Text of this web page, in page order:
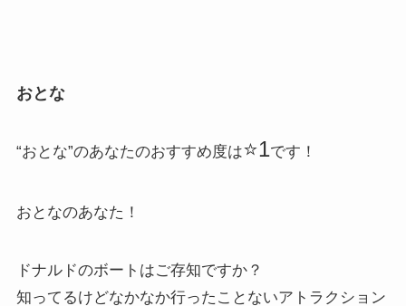
おとな
“おとな”のあなたのおすすめ度は⭐️1です！
おとなのあなた！
ドナルドのボートはご存知ですか？
知ってるけどなかなか行ったことないアトラクション